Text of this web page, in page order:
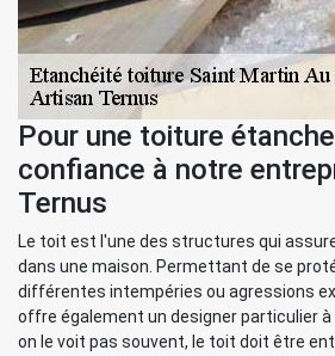
Pour une toiture
confiance à notre
Ternus
Le toit est l'une des structures qui
dans une maison. Permettant de se
différentes intempéries ou agressions
offre également un designer particulier
on le voit pas souvent, le toit doit être